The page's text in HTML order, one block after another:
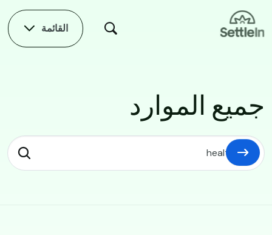
Skip to main content
القائمة
جميع الموارد